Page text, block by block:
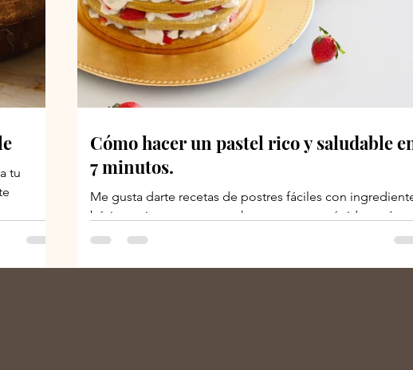
tu
Cómo hacer un pastel rico y saludable
7 minutos.
Me gusta darte recetas de postres fáciles con
básicos, si que te provoca hacer una torta rápida aquí
tienes una receta...